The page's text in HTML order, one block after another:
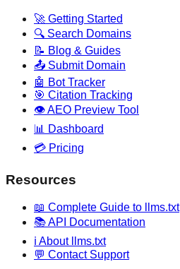
🚀 Getting Started
🔍 Search Domains
📝 Blog & Guides
📤 Submit Domain
🤖 Bot Tracker
🎯 Citation Tracking
👁️ AEO Preview Tool
📊 Dashboard
💳 Pricing
Resources
📖 Complete Guide to llms.txt
📚 API Documentation
ℹ️ About llms.txt
💬 Contact Support